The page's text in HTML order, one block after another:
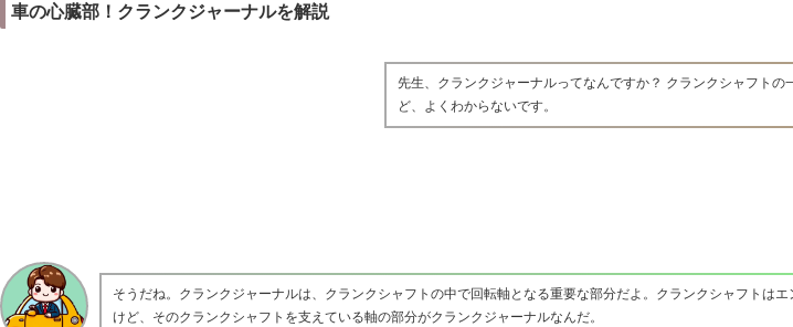
車の心臓部！クランクジャーナルを解説
先生、クランクジャーナルってなんですか？ クランクシャフトの
ど、よくわからないです。
そうだね。クランクジャーナルは、クランクシャフトの中で回転軸となる重要な部分だよ。クランクシャフトは
けど、そのクランクシャフトを支えている軸の部分がクランクジャーナルなんだ。